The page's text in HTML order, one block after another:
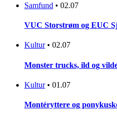
Samfund • 02.07
VUC Storstrøm og EUC
Kultur • 02.07
Monster trucks, ild og
Kultur • 01.07
Montéryttere og